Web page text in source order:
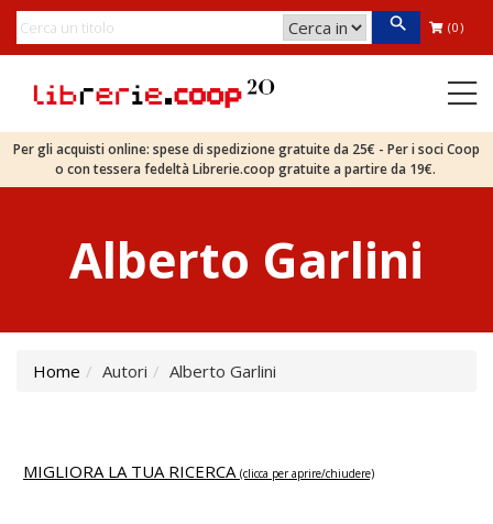
(0)
Per gli acquisti online: spese di spedizione gratuite da 25€ - Per i soci Coop
o con tessera fedeltà Librerie.coop gratuite a partire da 19€.
Alberto Garlini
Home Autori Alberto Garlini
MIGLIORA LA TUA RICERCA (clicca per aprire/chiudere)